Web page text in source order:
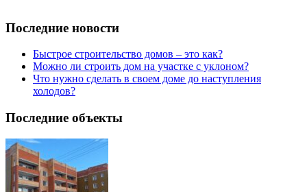
Последние новости
Быстрое строительство домов – это как?
Можно ли строить дом на участке с уклоном?
Что нужно сделать в своем доме до наступления
холодов?
Последние объекты